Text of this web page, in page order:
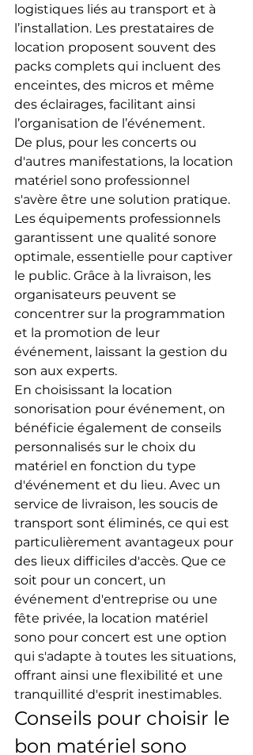
logistiques liés au transport et à
l’installation. Les prestataires de
location proposent souvent des
packs complets qui incluent des
enceintes, des micros et même
des éclairages, facilitant ainsi
l’organisation de l’événement.
De plus, pour les concerts ou
d'autres manifestations, la location
matériel sono professionnel
s'avère être une solution pratique.
Les équipements professionnels
garantissent une qualité sonore
optimale, essentielle pour captiver
le public. Grâce à la livraison, les
organisateurs peuvent se
concentrer sur la programmation
et la promotion de leur
événement, laissant la gestion du
son aux experts.
En choisissant la location
sonorisation pour événement, on
bénéficie également de conseils
personnalisés sur le choix du
matériel en fonction du type
d'événement et du lieu. Avec un
service de livraison, les soucis de
transport sont éliminés, ce qui est
particulièrement avantageux pour
des lieux difficiles d'accès. Que ce
soit pour un concert, un
événement d'entreprise ou une
fête privée, la location matériel
sono pour concert est une option
qui s'adapte à toutes les situations,
offrant ainsi une flexibilité et une
tranquillité d'esprit inestimables.
Conseils pour choisir le
bon matériel sono